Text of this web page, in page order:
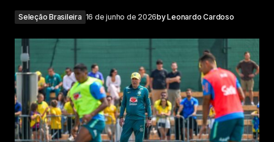
Seleção Brasileira 16 de junho de 2026byLeonardo Cardoso